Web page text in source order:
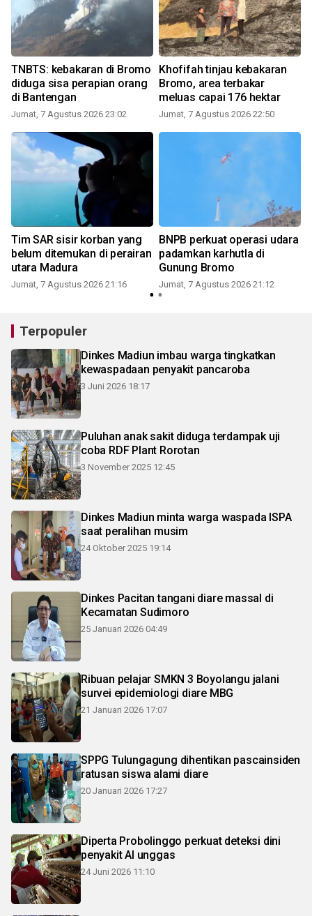
TNBTS: kebakaran di Bromo
diduga sisa perapian orang
di Bantengan
Jumat, 7 Agustus 2026 23:02
Khofifah tinjau kebakaran
Bromo, area terbakar
meluas capai 176 hektar
Jumat, 7 Agustus 2026 22:50
Tim SAR sisir korban yang
belum ditemukan di perairan
utara Madura
Jumat, 7 Agustus 2026 21:16
BNPB perkuat operasi udara
padamkan karhutla di
Gunung Bromo
Jumat, 7 Agustus 2026 21:12
Terpopuler
Dinkes Madiun imbau warga tingkatkan
kewaspadaan penyakit pancaroba
3 Juni 2026 18:17
Puluhan anak sakit diduga terdampak uji
coba RDF Plant Rorotan
3 November 2025 12:45
Dinkes Madiun minta warga waspada ISPA
saat peralihan musim
24 Oktober 2025 19:14
Dinkes Pacitan tangani diare massal di
Kecamatan Sudimoro
25 Januari 2026 04:49
Ribuan pelajar SMKN 3 Boyolangu jalani
survei epidemiologi diare MBG
21 Januari 2026 17:07
SPPG Tulungagung dihentikan pascainsiden
ratusan siswa alami diare
20 Januari 2026 17:27
Diperta Probolinggo perkuat deteksi dini
penyakit AI unggas
24 Juni 2026 11:10